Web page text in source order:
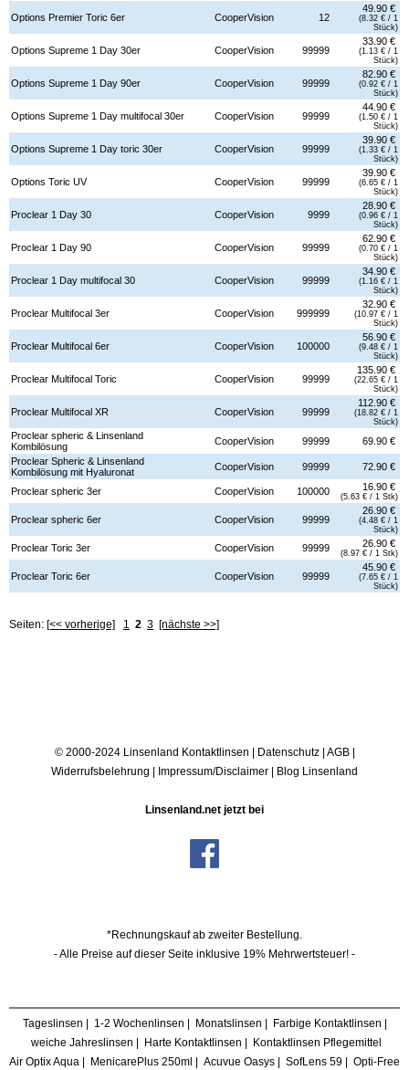
Options Premier Toric 6er CooperVision 12
49.90 €
(8.32 € / 1
Stück)
Options Supreme 1 Day 30er CooperVision 99999
33.90 €
(1.13 € / 1
Stück)
Options Supreme 1 Day 90er CooperVision 99999
82.90 €
(0.92 € / 1
Stück)
Options Supreme 1 Day multifocal 30er CooperVision 99999
44.90 €
(1.50 € / 1
Stück)
Options Supreme 1 Day toric 30er CooperVision 99999
39.90 €
(1.33 € / 1
Stück)
Options Toric UV CooperVision 99999
39.90 €
(6.65 € / 1
Stück)
Proclear 1 Day 30 CooperVision 9999
28.90 €
(0.96 € / 1
Stück)
Proclear 1 Day 90 CooperVision 99999
62.90 €
(0.70 € / 1
Stück)
Proclear 1 Day multifocal 30 CooperVision 99999
34.90 €
(1.16 € / 1
Stück)
Proclear Multifocal 3er CooperVision 999999
32.90 €
(10.97 € / 1
Stück)
Proclear Multifocal 6er CooperVision 100000
56.90 €
(9.48 € / 1
Stück)
Proclear Multifocal Toric CooperVision 99999
135.90 €
(22.65 € / 1
Stück)
Proclear Multifocal XR CooperVision 99999
112.90 €
(18.82 € / 1
Stück)
Proclear spheric & Linsenland
Kombilösung
CooperVision 99999
69.90 €
Proclear Spheric & Linsenland
Kombilösung mit Hyaluronat
CooperVision 99999 72.90 €
Proclear spheric 3er CooperVision 100000 16.90 €
(5.63 € / 1 Stk)
Proclear spheric 6er CooperVision 99999
26.90 €
(4.48 € / 1
Stück)
Proclear Toric 3er CooperVision 99999 26.90 €
(8.97 € / 1 Stk)
Proclear Toric 6er CooperVision 99999
45.90 €
(7.65 € / 1
Stück)
Seiten: [<< vorherige] 1 2 3 [nächste >>]
© 2000-2024 Linsenland Kontaktlinsen | Datenschutz| AGB|
Widerrufsbelehrung | Impressum/Disclaimer | Blog Linsenland
Linsenland.net jetzt bei
*Rechnungskauf ab zweiter Bestellung.
- Alle Preise auf dieser Seite inklusive 19% Mehrwertsteuer! -
Tageslinsen 1-2 Wochenlinsen Monatslinsen Farbige Kontaktlinsen
weiche Jahreslinsen
Harte Kontaktlinsen
Kontaktlinsen Pflegemittel
Air Optix Aqua
MenicarePlus 250ml Acuvue Oasys SofLens 59 Opti-Free